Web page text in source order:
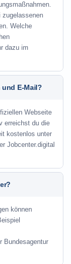
zugelassenen
Welche
dazu im
E-Mail?
Webseite
erreichst du die
kostenlos unter
Jobcenter.digital
können
Bundesagentur